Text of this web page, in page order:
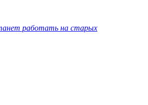
работать на старых